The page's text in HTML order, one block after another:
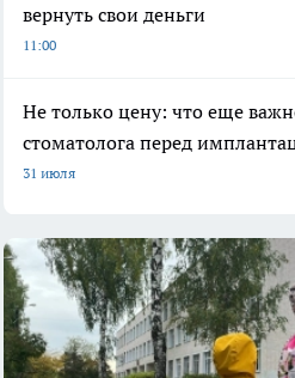
вернуть свои деньги
11:00
Не только цену: что еще
стоматолога перед
31 июля